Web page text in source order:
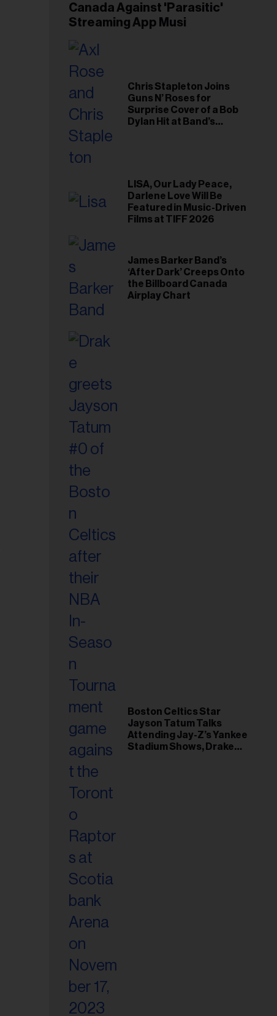
Canada Against 'Parasitic'
Streaming App Musi
Chris Stapleton Joins
Guns N’ Roses for
Surprise Cover of a Bob
Dylan Hit at Band’s
LISA, Our Lady Peace,
Darlene Love Will Be
Featured in Music-Driven
Films at TIFF 2026
James Barker Band’s
‘After Dark’ Creeps Onto
the Billboard Canada
Airplay Chart
Boston Celtics Star
Jayson Tatum Talks
Attending Jay-Z’s Yankee
Stadium Shows, Drake